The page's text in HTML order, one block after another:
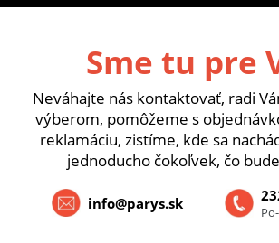
Sme tu pre
Neváhajte nás kontaktovať, radi
výberom, pomôžeme s
reklamáciu, zistíme, kde sa
jednoducho čokoľvek, čo
info@parys.sk